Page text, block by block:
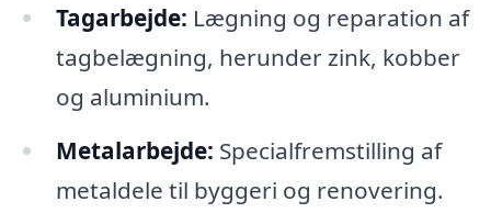
Tagarbejde: Lægning og reparation af
tagbelægning, herunder zink, kobber
og aluminium.
Metalarbejde: Specialfremstilling af
metaldele til byggeri og renovering.